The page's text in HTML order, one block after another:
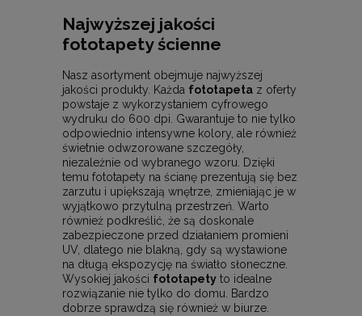
Najwyższej jakości
fototapety ścienne
Nasz asortyment obejmuje najwyższej
jakości produkty. Każda fototapeta z oferty
powstaje z wykorzystaniem cyfrowego
wydruku do 600 dpi. Gwarantuje to nie tylko
odpowiednio intensywne kolory, ale również
świetnie odwzorowane szczegóły,
niezależnie od wybranego wzoru. Dzięki
temu fototapety na ścianę prezentują się bez
zarzutu i upiększają wnętrze, zmieniając je w
wyjątkowo przytulną przestrzeń. Warto
również podkreślić, że są doskonale
zabezpieczone przed działaniem promieni
UV, dlatego nie blakną, gdy są wystawione
na długą ekspozycję na światło słoneczne.
Wysokiej jakości fototapety to idealne
rozwiązanie nie tylko do domu. Bardzo
dobrze sprawdzą się również w biurze.